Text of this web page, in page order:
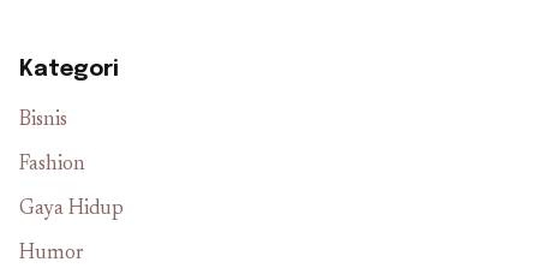
Kategori
Bisnis
Fashion
Gaya Hidup
Humor